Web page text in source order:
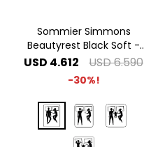
Sommier Simmons
Beautyrest Black Soft -
1.40 x 1.90 2 Plazas
USD 4.612 USD6.590
30